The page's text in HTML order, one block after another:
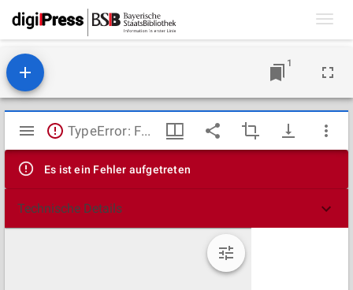
1
Mirador
Viewer
TypeError: Failed to fetch
Es ist ein Fehler aufgetreten
Technische Details